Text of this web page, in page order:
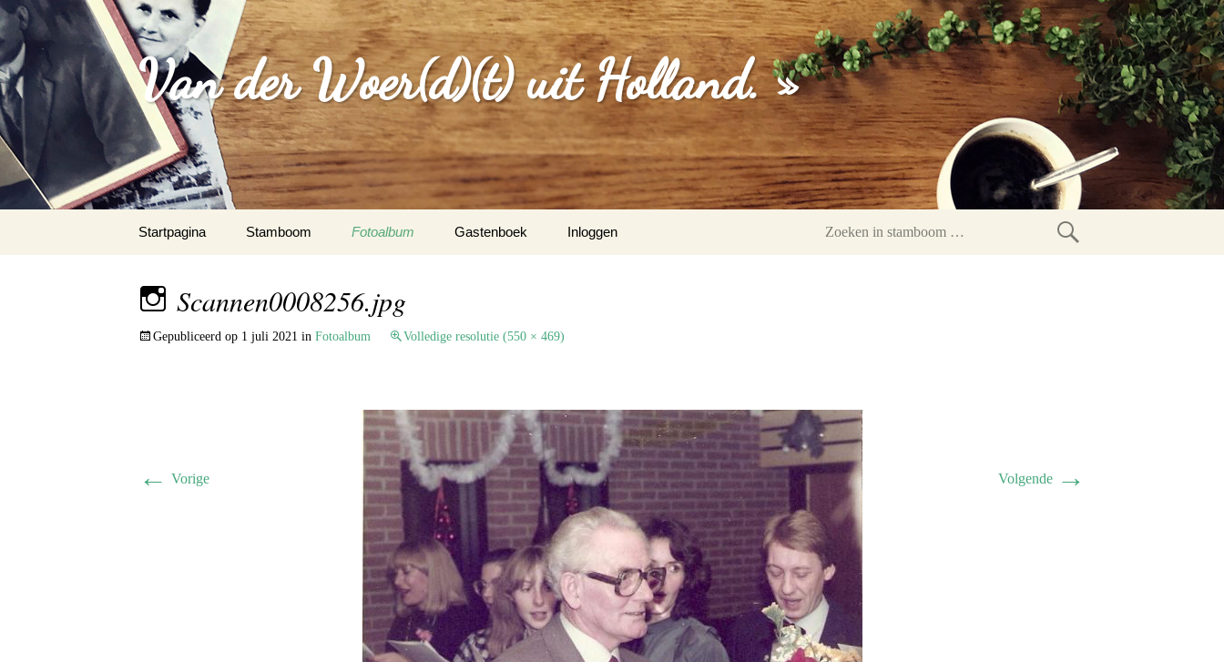
Van der Woer(d)(t) uit Holland. »
naar
Startpagina Stamboom Fotoalbum Gastenboek
Inloggen
Zoeken
Scannen0008256.jpg
Gepubliceerd op 1 juli 2021 in Fotoalbum Volledige resolutie (550 × 469)
← Vorige Volgende →